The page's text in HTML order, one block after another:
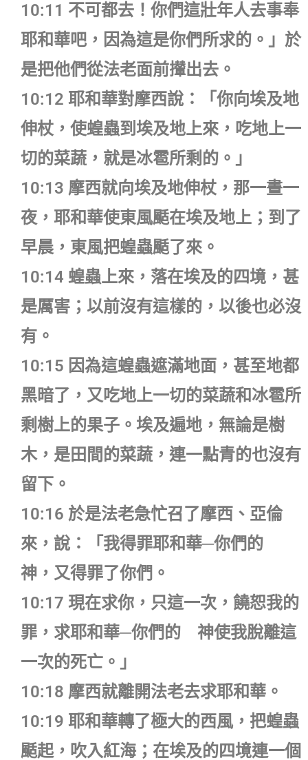
10:11 不可都去！你們這壯年人去事奉
耶和華吧，因為這是你們所求的。」於
是把他們從法老面前攆出去。
10:12 耶和華對摩西說：「你向埃及地
伸杖，使蝗蟲到埃及地上來，吃地上一
切的菜蔬，就是冰雹所剩的。」
10:13 摩西就向埃及地伸杖，那一晝一
夜，耶和華使東風颳在埃及地上；到了
早晨，東風把蝗蟲颳了來。
10:14 蝗蟲上來，落在埃及的四境，甚
是厲害；以前沒有這樣的，以後也必沒
有。
10:15 因為這蝗蟲遮滿地面，甚至地都
黑暗了，又吃地上一切的菜蔬和冰雹所
剩樹上的果子。埃及遍地，無論是樹
木，是田間的菜蔬，連一點青的也沒有
留下。
10:16 於是法老急忙召了摩西、亞倫
來，說：「我得罪耶和華─你們的
神，又得罪了你們。
10:17 現在求你，只這一次，饒恕我的
罪，求耶和華─你們的 神使我脫離這
一次的死亡。」
10:18 摩西就離開法老去求耶和華。
10:19 耶和華轉了極大的西風，把蝗蟲
颳起，吹入紅海；在埃及的四境連一個